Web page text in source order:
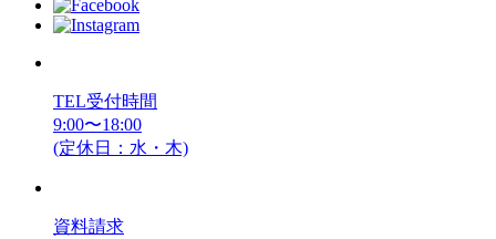
TEL受付時間
9:00〜18:00
(定休日：水・木)
資料請求